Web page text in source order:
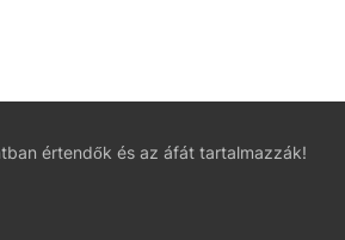
értendők és az áfát tartalmazzák!